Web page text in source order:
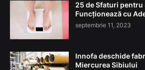
25 de Sfaturi pentru
Funcționează cu
septembrie 11, 2023
Innofa deschide
Miercurea Sibiului